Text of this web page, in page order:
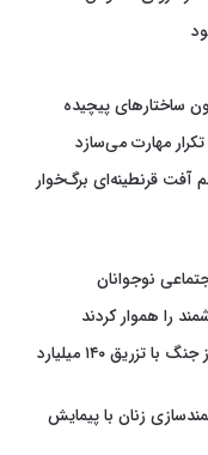
ساختارهای پیچیده
مهارت می‌سازد
آفت قرنطینه‌ای برگ‌خوار
نوجوانان
را هموار کردند
مهار موج تعدیل نیروی شرکت‌های فناور پس از جنگ با تزریق ۱۴۰ میلیارد
زنان با پیمایش